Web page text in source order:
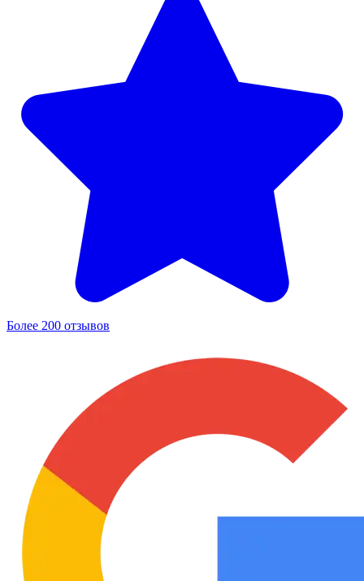
Более 200 отзывов